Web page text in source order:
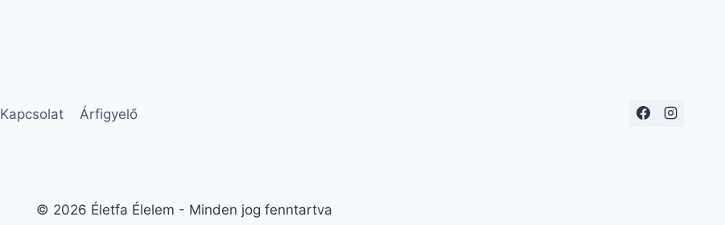
Kapcsolat Árfigyelő
© 2026 Életfa Élelem - Minden jog fenntartva